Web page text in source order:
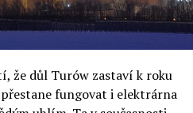
podrobnosti,“ řekl Rafał
Do Rzeczy a ironicky
vedení státního hřebčince
plemenných koní za 600
médii oslavované jako
se 14 koní prodalo za 2,5
že důl Turów zastaví k roku
fungovat i elektrárna